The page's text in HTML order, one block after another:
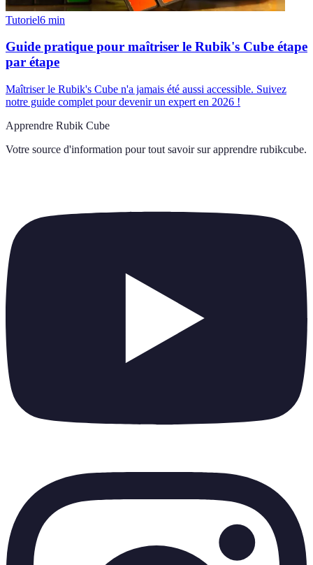
Tutoriel6 min
Guide pratique pour maîtriser le Rubik's Cube étape
par étape
Maîtriser le Rubik's Cube n'a jamais été aussi accessible. Suivez
notre guide complet pour devenir un expert en 2026 !
Apprendre Rubik Cube
Votre source d'information pour tout savoir sur apprendre rubikcube.